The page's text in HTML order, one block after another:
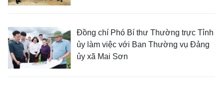
Đồng chí Phó Bí thư Thường trực Tỉnh
ủy làm việc với Ban Thường vụ Đảng
ủy xã Mai Sơn